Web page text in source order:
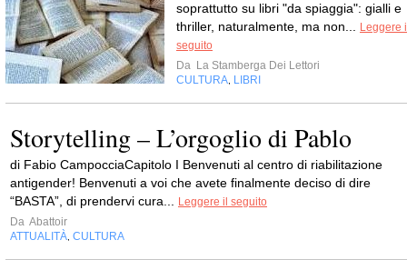
soprattutto su libri "da spiaggia": gialli e
thriller, naturalmente, ma non...
Leggere
seguito
Da La Stamberga Dei Lettori
CULTURA LIBRI
Storytelling – L’orgoglio di Pablo
di Fabio CampocciaCapitolo I Benvenuti al centro di riabilitazione
antigender! Benvenuti a voi che avete finalmente deciso di dire
“BASTA”, di prendervi cura...
Leggere il seguito
Da Abattoir
ATTUALITÀ CULTURA